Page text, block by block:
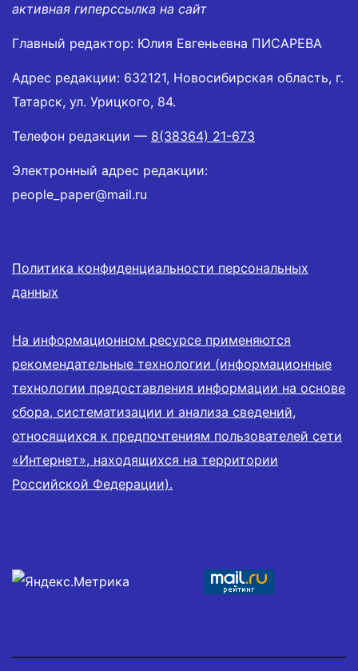
активная гиперссылка на сайт
Главный редактор: Юлия Евгеньевна ПИСАРЕВА
Адрес редакции: 632121, Новосибирская область, г.
Татарск, ул. Урицкого, 84.
Телефон редакции — 8(38364) 21-673
Электронный адрес редакции:
people_paper@mail.ru
Политика конфиденциальности персональных
данных
На информационном ресурсе применяются
рекомендательные технологии (информационные
технологии предоставления информации на основе
сбора, систематизации и анализа сведений,
относящихся к предпочтениям пользователей сети
«Интернет», находящихся на территории
Российской Федерации).